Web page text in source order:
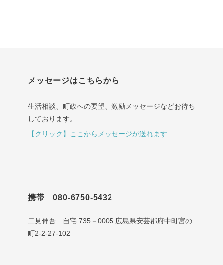
メッセージはこちらから
生活相談、町政への要望、激励メッセージなどお待ち
しております。
【クリック】ここからメッセージが送れます
携帯 080-6750-5432
二見伸吾 自宅 735－0005 広島県安芸郡府中町宮の
町2-2-27-102